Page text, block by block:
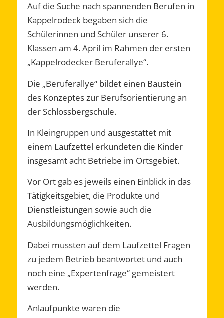
Auf die Suche nach spannenden Berufen in
Kappelrodeck begaben sich die
Schülerinnen und Schüler unserer 6.
Klassen am 4. April im Rahmen der ersten
„Kappelrodecker Beruferallye“.
Die „Beruferallye“ bildet einen Baustein
des Konzeptes zur Berufsorientierung an
der Schlossbergschule.
In Kleingruppen und ausgestattet mit
einem Laufzettel erkundeten die Kinder
insgesamt acht Betriebe im Ortsgebiet.
Vor Ort gab es jeweils einen Einblick in das
Tätigkeitsgebiet, die Produkte und
Dienstleistungen sowie auch die
Ausbildungsmöglichkeiten.
Dabei mussten auf dem Laufzettel Fragen
zu jedem Betrieb beantwortet und auch
noch eine „Expertenfrage“ gemeistert
werden.
Anlaufpunkte waren die